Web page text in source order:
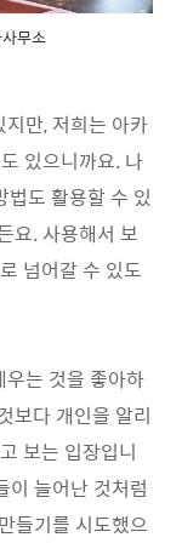
무소
만, 저희는 아카
있으니까요. 나
법도 활용할 수 있
요. 사용해서 보
넘어갈 수 있도
는 것을 좋아하
보다 개인을 알리
보는 입장입니
이 늘어난 것처럼
들기를 시도했으